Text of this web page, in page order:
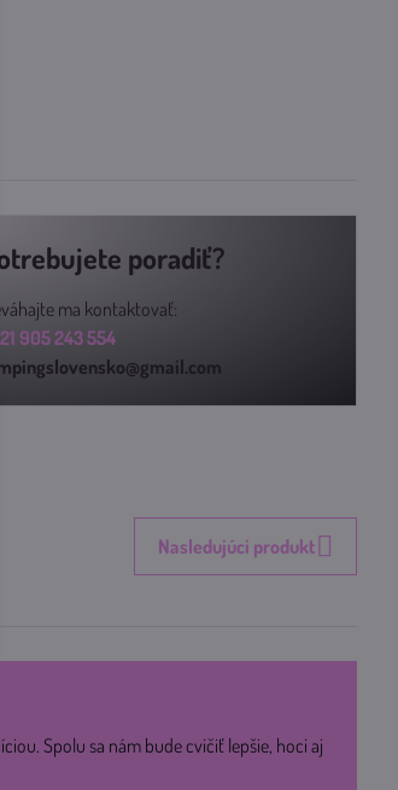
poradiť?
ma kontaktovať:
905 243 554
Nasledujúci produkt
Spolu sa nám bude cvičiť lepšie, hoci aj